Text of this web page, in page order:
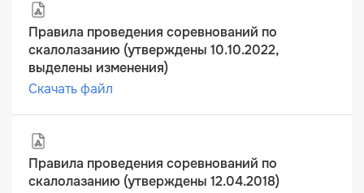
Правила проведения соревнований по
скалолазанию (утверждены 10.10.2022,
выделены изменения)
Скачать файл
Правила проведения соревнований по
скалолазанию (утверждены 12.04.2018)